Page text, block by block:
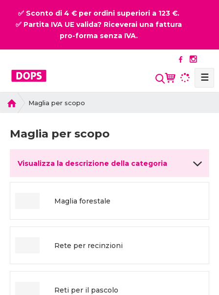
✅ Sconto di 4 € per ordini superiori a 123 €.
✅ Partita IVA UE valida? Riceverai una fattura
pro-forma senza IVA.
☰
r
m
a
g
Maglia per scopo
Maglia per scopo
Visualizza la descrizione della categoria
Maglia forestale
Rete per recinzioni
Reti per il pascolo